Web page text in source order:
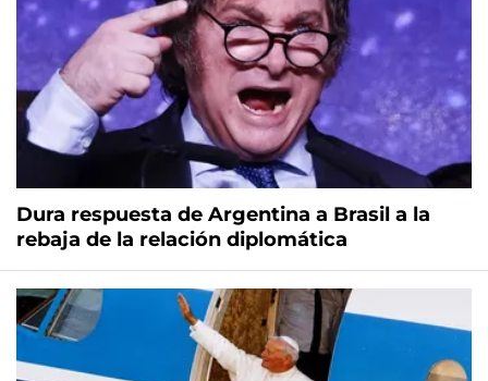
Dura respuesta de Argentina a Brasil a la
rebaja de la relación diplomática